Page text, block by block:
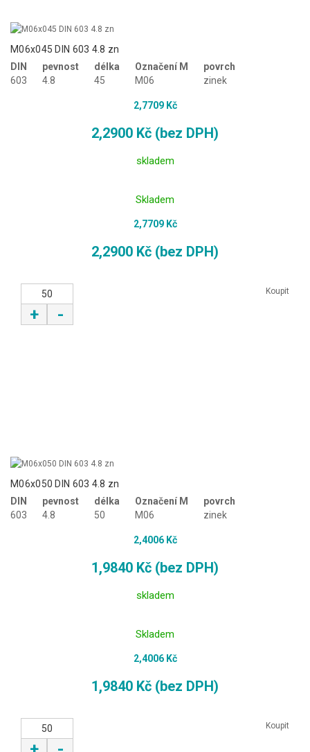
M06x045 DIN 603 4.8 zn
DIN
603
pevnost
4.8
délka
45
Označení M
M06
povrch
zinek
2,7709 Kč
2,2900 Kč (bez DPH)
skladem
Skladem
2,7709 Kč
2,2900 Kč (bez DPH)
+ -
Koupit
M06x050 DIN 603 4.8 zn
DIN
603
pevnost
4.8
délka
50
Označení M
M06
povrch
zinek
2,4006 Kč
1,9840 Kč (bez DPH)
skladem
Skladem
2,4006 Kč
1,9840 Kč (bez DPH)
Koupit